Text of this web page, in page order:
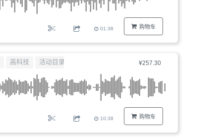
购物车
01:38
¥257.30
购物车
高科技 活动目录
10:38